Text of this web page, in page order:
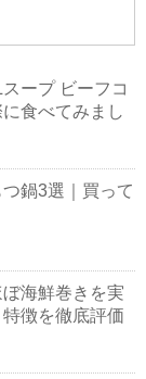
ープ ビーフコ
食べてみまし
鍋3選｜買って
海鮮巻きを実
徴を徹底評価